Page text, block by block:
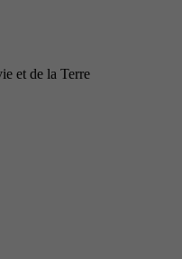
et de la Terre